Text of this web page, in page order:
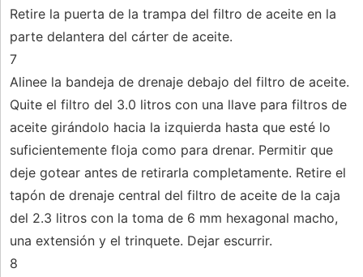
Retire la puerta de la trampa del filtro de aceite en la
parte delantera del cárter de aceite.
7
Alinee la bandeja de drenaje debajo del filtro de aceite.
Quite el filtro del 3.0 litros con una llave para filtros de
aceite girándolo hacia la izquierda hasta que esté lo
suficientemente floja como para drenar. Permitir que
deje gotear antes de retirarla completamente. Retire el
tapón de drenaje central del filtro de aceite de la caja
del 2.3 litros con la toma de 6 mm hexagonal macho,
una extensión y el trinquete. Dejar escurrir.
8